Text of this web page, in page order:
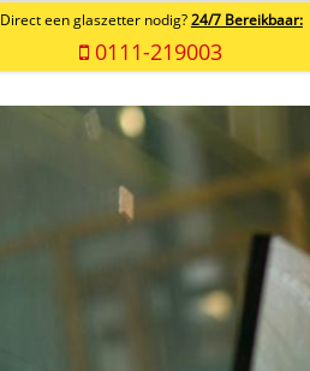
Direct een glaszetter nodig? 24/7 Bereikbaar:
0111-219003